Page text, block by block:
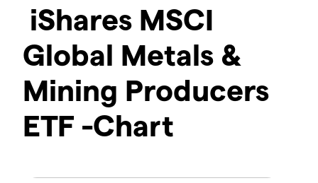
iShares MSCI
Global Metals &
Mining Producers
ETF -Chart